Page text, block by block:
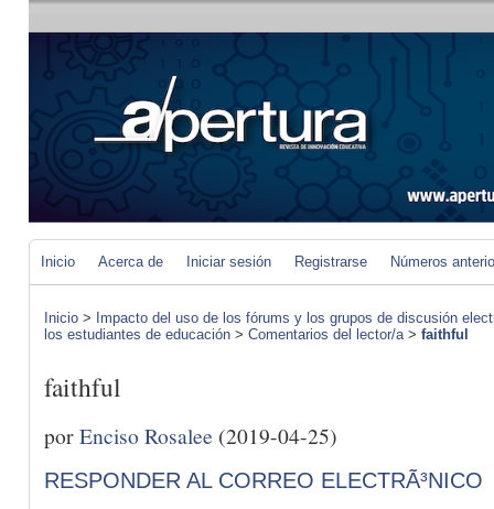
Inicio Acerca de Iniciar sesión Registrarse Números
Inicio > Impacto del uso de los fórums y los grupos de discusión
los estudiantes de educación > Comentarios del lector/a> faithful
faithful
porEnciso Rosalee (2019-04-25)
RESPONDER AL CORREO ELECTRÃ³NICO